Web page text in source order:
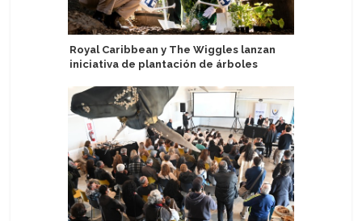
Royal Caribbean y The Wiggles lanzan
iniciativa de plantación de árboles